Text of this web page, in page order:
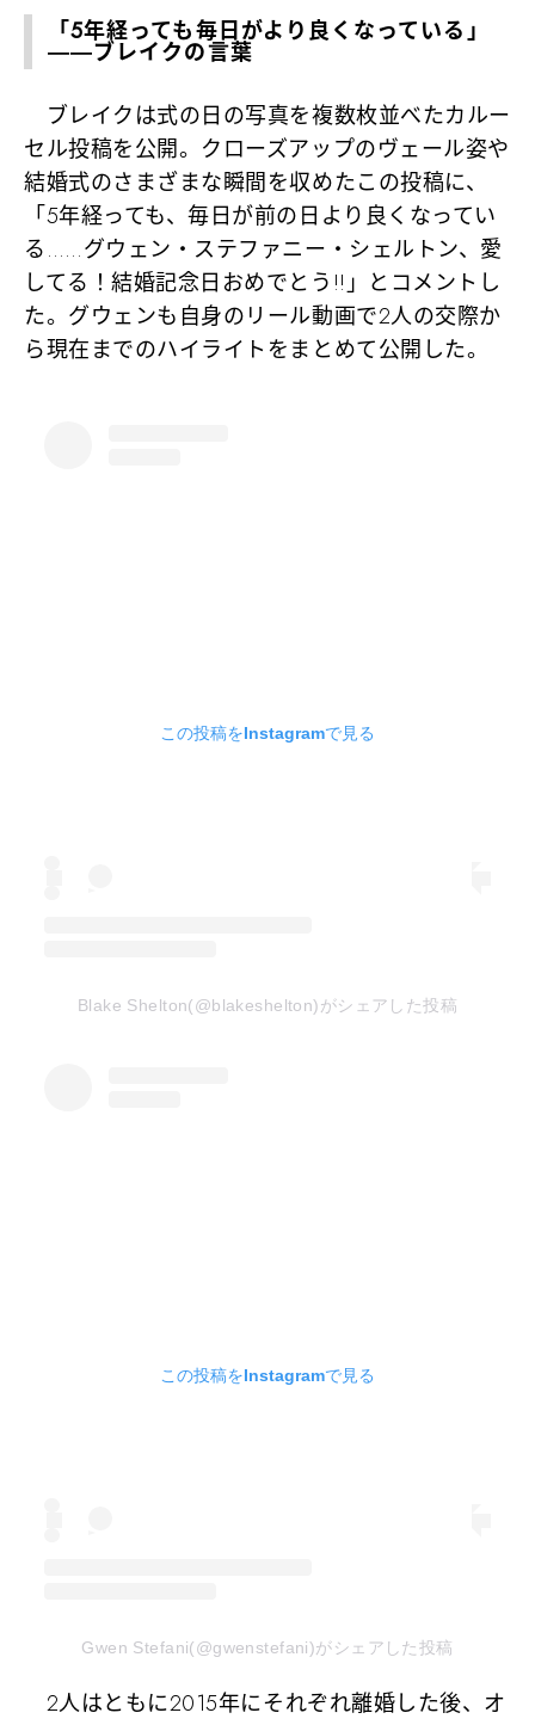
「5年経っても毎日がより良くなっている」
――ブレイクの言葉
ブレイクは式の日の写真を複数枚並べたカルー
セル投稿を公開。クローズアップのヴェール姿や
結婚式のさまざまな瞬間を収めたこの投稿に、
「5年経っても、毎日が前の日より良くなってい
る……グウェン・ステファニー・シェルトン、愛
してる！結婚記念日おめでとう!!」とコメントし
た。グウェンも自身のリール動画で2人の交際か
ら現在までのハイライトをまとめて公開した。
この投稿をInstagramで見る
Blake Shelton(@blakeshelton)がシェアした投稿
この投稿をInstagramで見る
Gwen Stefani(@gwenstefani)がシェアした投稿
2人はともに2015年にそれぞれ離婚した後、オ